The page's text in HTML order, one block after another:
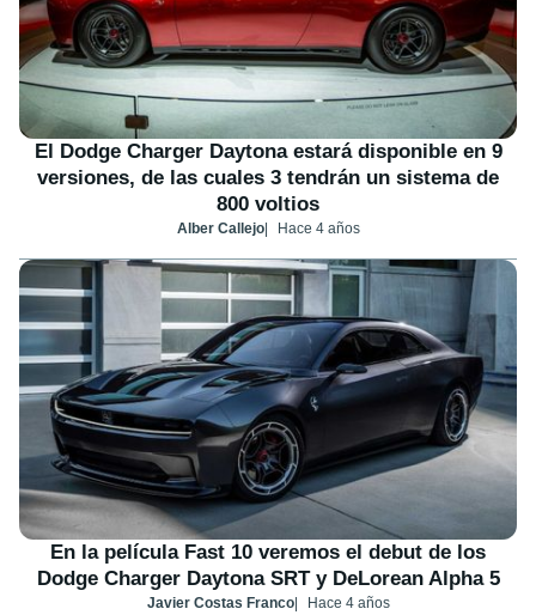
El Dodge Charger Daytona estará disponible en 9
versiones, de las cuales 3 tendrán un sistema de
800 voltios
Alber Callejo Hace 4 años
En la película Fast 10 veremos el debut de los
Dodge Charger Daytona SRT y DeLorean Alpha 5
Javier Costas Franco Hace 4 años